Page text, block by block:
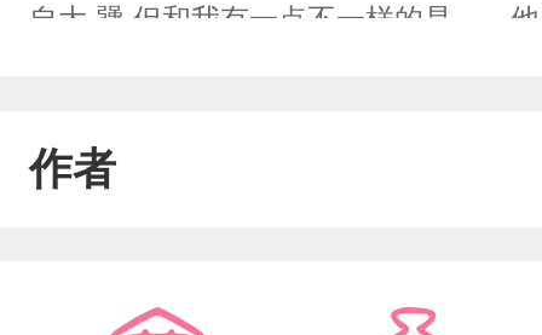
自大,犟,但和我有一点不一样的是——
也只为自己，5年后的我，并不是全方
了。”“那不是你，”他看着我“你不是
作者